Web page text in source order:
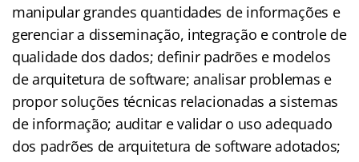
manipular grandes quantidades de informações e
gerenciar a disseminação, integração e controle de
qualidade dos dados; definir padrões e modelos
de arquitetura de software; analisar problemas e
propor soluções técnicas relacionadas a sistemas
de informação; auditar e validar o uso adequado
dos padrões de arquitetura de software adotados;